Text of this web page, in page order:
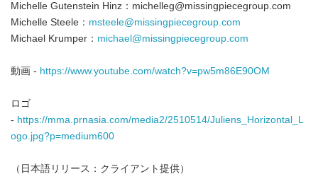
Michelle Gutenstein Hinz：michelleg@missingpiecegroup.com
Michelle Steele： msteele@missingpiecegroup.com
Michael Krumper： michael@missingpiecegroup.com
動画 - https://www.youtube.com/watch?v=pw5m86E90OM
ロゴ
- https://mma.prnasia.com/media2/2510514/Juliens_Horizontal_L
ogo.jpg?p=medium600
（日本語リリース：クライアント提供）